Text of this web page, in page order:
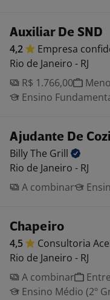
Auxiliar De SND
4,2 Empresa
Rio de Janeiro - RJ
R$ 1.766,00
Ensino
Ajudante De
Billy The Grill
Rio de Janeiro - RJ
A combinar
Chapeiro
4,5 Consultoria
Rio de Janeiro - RJ
A combinar
Ensino Médio (2º